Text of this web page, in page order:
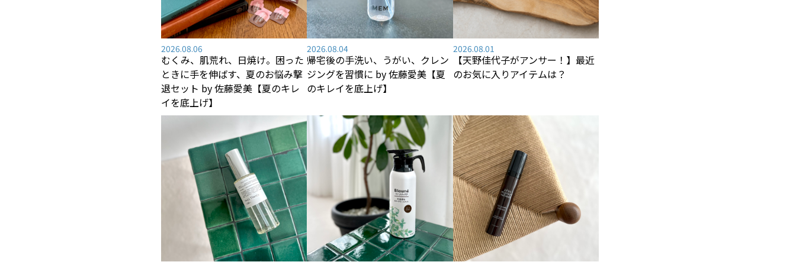
2026.08.06
むくみ、肌荒れ、日焼け――。困った
ときに手を伸ばす、夏のお悩み撃
退セット by 佐藤愛美【夏のキレ
イを底上げ】
2026.08.04
帰宅後の手洗い、うがい、クレン
ジングを習慣に by 佐藤愛美【夏
のキレイを底上げ】
2026.08.01
【天野佳代子がアンサー！】最近
のお気に入りアイテムは？